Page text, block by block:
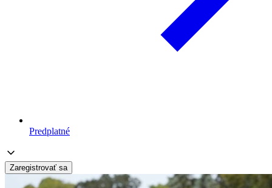
Predplatné
Zaregistrovať sa